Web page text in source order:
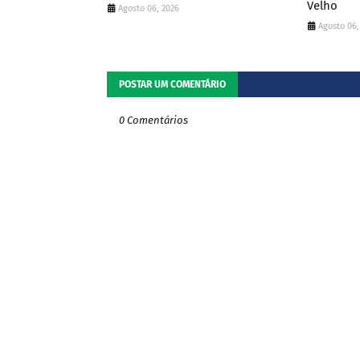
Agosto 06, 2026 Velho
Agosto
POSTAR UM COMENTÁRIO
0 Comentários